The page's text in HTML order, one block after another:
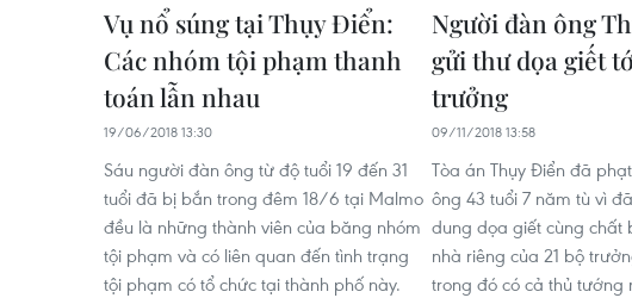
Vụ nổ súng tại Thụy Điển:
Các nhóm tội phạm thanh
toán lẫn nhau
19/06/2018 13:30
Sáu người đàn ông từ độ tuổi 19 đến 31
tuổi đã bị bắn trong đêm 18/6 tại Malmo
đều là những thành viên của băng nhóm
tội phạm và có liên quan đến tình trạng
tội phạm có tổ chức tại thành phố này.
Người đàn ông
gửi thư dọa giết
trưởng
09/11/2018 13:58
Tòa án Thụy Điển đã
ông 43 tuổi 7 năm tù vì
dung dọa giết cùng chất
nhà riêng của 21 bộ
trong đó có cả thủ tướng